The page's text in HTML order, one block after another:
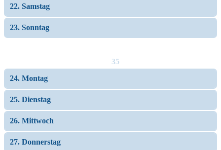
22. Samstag
23. Sonntag
35
24. Montag
25. Dienstag
26. Mittwoch
27. Donnerstag